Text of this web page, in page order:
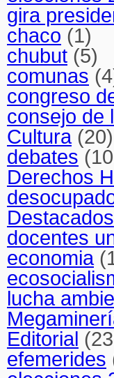
gira
chaco (1)
chubut (5)
comunas
congreso
consejo de
Cultura(20)
debates
Derechos
Destacados
docentes
economia
lucha
Editorial
efemerides